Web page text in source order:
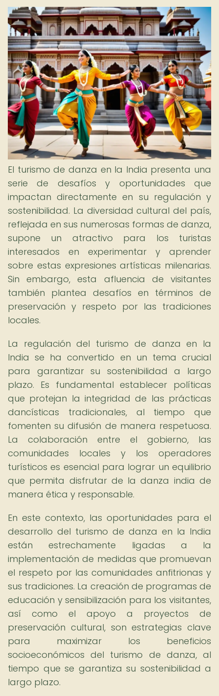
El turismo de danza en la India presenta una
serie de desafíos y oportunidades que
impactan directamente en su regulación y
sostenibilidad. La diversidad cultural del país,
reflejada en sus numerosas formas de danza,
supone un atractivo para los turistas
interesados en experimentar y aprender
sobre estas expresiones artísticas milenarias.
Sin embargo, esta afluencia de visitantes
también plantea desafíos en términos de
preservación y respeto por las tradiciones
locales.
La regulación del turismo de danza en la
India se ha convertido en un tema crucial
para garantizar su sostenibilidad a largo
plazo. Es fundamental establecer políticas
que protejan la integridad de las prácticas
dancísticas tradicionales, al tiempo que
fomenten su difusión de manera respetuosa.
La colaboración entre el gobierno, las
comunidades locales y los operadores
turísticos es esencial para lograr un equilibrio
que permita disfrutar de la danza india de
manera ética y responsable.
En este contexto, las oportunidades para el
desarrollo del turismo de danza en la India
están estrechamente ligadas a la
implementación de medidas que promuevan
el respeto por las comunidades anfitrionas y
sus tradiciones. La creación de programas de
educación y sensibilización para los visitantes,
así como el apoyo a proyectos de
preservación cultural, son estrategias clave
para maximizar los beneficios
socioeconómicos del turismo de danza, al
tiempo que se garantiza su sostenibilidad a
largo plazo.